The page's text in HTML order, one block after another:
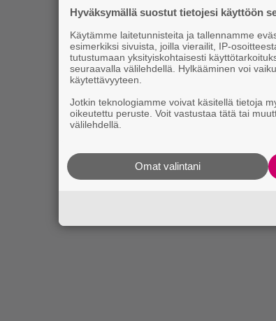
Hyväksymällä suostut tietojesi käyttöön
Käytämme laitetunnisteita ja tallennamme
esimerkiksi sivuista, joilla vierailit, IP-
tutustumaan yksityiskohtaisesti
seuraavalla välilehdellä. Hylkääminen voi
käytettävyyteen.
Jotkin teknologiamme voivat käsitellä tietoja
oikeutettu peruste. Voit vastustaa tätä tai
välilehdellä.
Omat valintani